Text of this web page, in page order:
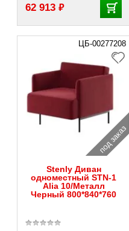
62 913 ₽
ЦБ-00277208
под заказ
Stenly Диван
одноместный STN-1
Alia 10/Металл
Черный 800*840*760